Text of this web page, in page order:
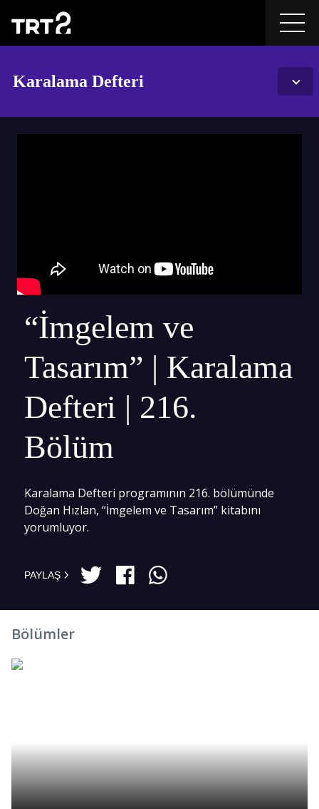
Karalama Defteri
“İmgelem ve
Tasarım” | Karalama
Defteri | 216.
Bölüm
Karalama Defteri programının 216. bölümünde
Doğan Hızlan, “İmgelem ve Tasarım” kitabını
yorumluyor.
PAYLAŞ
Bölümler